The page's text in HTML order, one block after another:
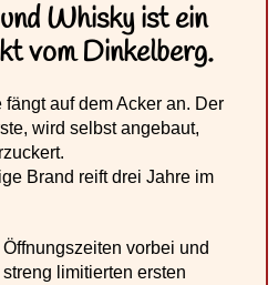
Whisky ist ein
vom Dinkelberg.
auf dem Acker an. Der
wird selbst angebaut,
Brand reift drei Jahre im
vorbei und
limitierten ersten